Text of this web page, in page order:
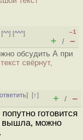
[^^] [^^^]
–1
+ / –
обсудить А при
свёрнут,
ответить][↑]
+ / –
готовится
вышла, можно